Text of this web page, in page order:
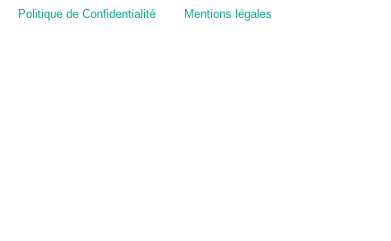
Politique de Confidentialité Mentions légales